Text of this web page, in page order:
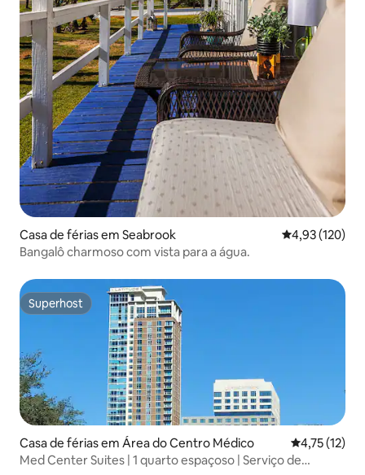
Casa de férias em Seabrook Classificação
4,93 (120)
Bangalô charmoso com vista para a água.
Superhost
Superhost
Casa de férias em Área do Centro Médico
4,75 (12)
Med Center Suites | 1 quarto espaçoso | Serviço de